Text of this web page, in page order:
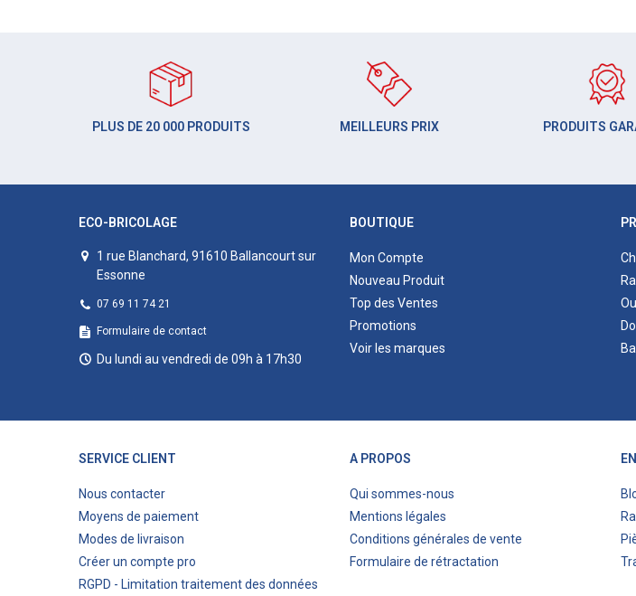
PLUS DE 20 000 PRODUITS MEILLEURS PRIX PRODUITS
ECO-BRICOLAGE
1 rue Blanchard, 91610 Ballancourt sur
Essonne
07 69 11 74 21
Formulaire de contact
Du lundi au vendredi de 09h à 17h30
BOUTIQUE
Mon Compte
Nouveau Produit
Top des Ventes
Promotions
Voir les marques
SERVICE CLIENT
Nous contacter
Moyens de paiement
Modes de livraison
Créer un compte pro
RGPD - Limitation traitement des données
A PROPOS
Qui sommes-nous
Mentions légales
Conditions générales de vente
Formulaire de rétractation